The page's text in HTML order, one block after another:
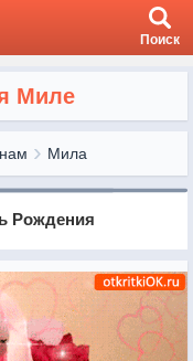
Поиск
Миле
Мила
Рождения